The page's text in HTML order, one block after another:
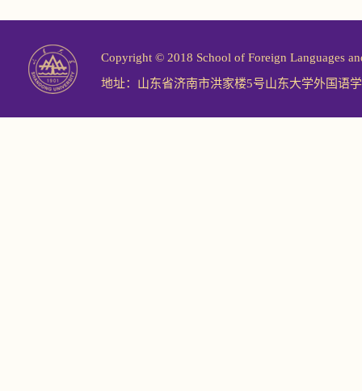
Copyright © 2018 School of Foreign Languages
地址：山东省济南市洪家楼5号山东大学外国语